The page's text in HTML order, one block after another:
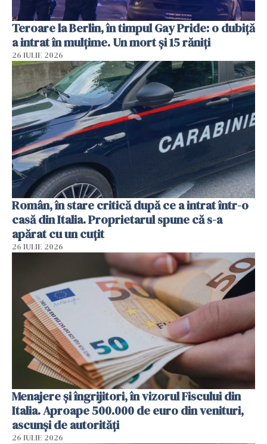
Teroare la Berlin, în timpul Gay Pride: o dubiță
a intrat în mulțime. Un mort și 15 răniți
26 IULIE 2026
Român, în stare critică după ce a intrat într-o
casă din Italia. Proprietarul spune că s-a
apărat cu un cuțit
26 IULIE 2026
Menajere și îngrijitori, în vizorul Fiscului din
Italia. Aproape 500.000 de euro din venituri,
ascunși de autorități
26 IULIE 2026